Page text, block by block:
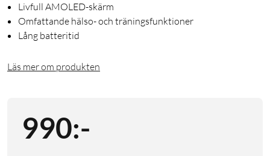
Livfull AMOLED-skärm
Omfattande hälso- och träningsfunktioner
Lång batteritid
Läs mer om produkten
990:-